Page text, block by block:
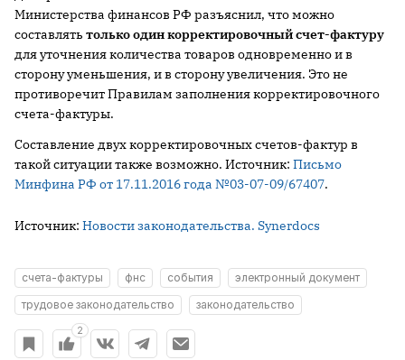
Министерства финансов РФ разъяснил, что можно
составлять только один корректировочный счет-фактуру
для уточнения количества товаров одновременно и в
сторону уменьшения, и в сторону увеличения. Это не
противоречит Правилам заполнения корректировочного
счета-фактуры.
Составление двух корректировочных счетов-фактур в
такой ситуации также возможно. Источник: Письмо
Минфина РФ от 17.11.2016 года №03-07-09/67407.
Источник: Новости законодательства. Synerdocs
счета-фактуры фнс события
электронный документ
трудовое законодательство
законодательство
2